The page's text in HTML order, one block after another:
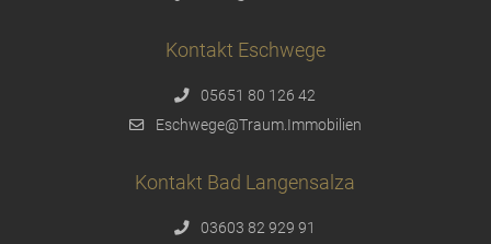
Kontakt Eschwege
05651 80 126 42
Eschwege@Traum.Immobilien
Kontakt Bad Langensalza
03603 82 929 91